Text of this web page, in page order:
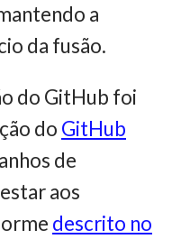
a
da fusão.
do GitHub foi
do GitHub
de
aos
descrito no